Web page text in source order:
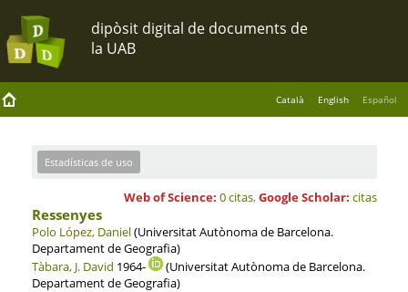
Català English Español
Estadísticas de uso
Web of Science: 0 citas, Google Scholar: citas
Ressenyes
Polo López, Daniel(Universitat Autònoma de Barcelona.
Departament de Geografia)
Tàbara, J. David 1964-
(Universitat Autònoma de Barcelona.
Departament de Geografia)